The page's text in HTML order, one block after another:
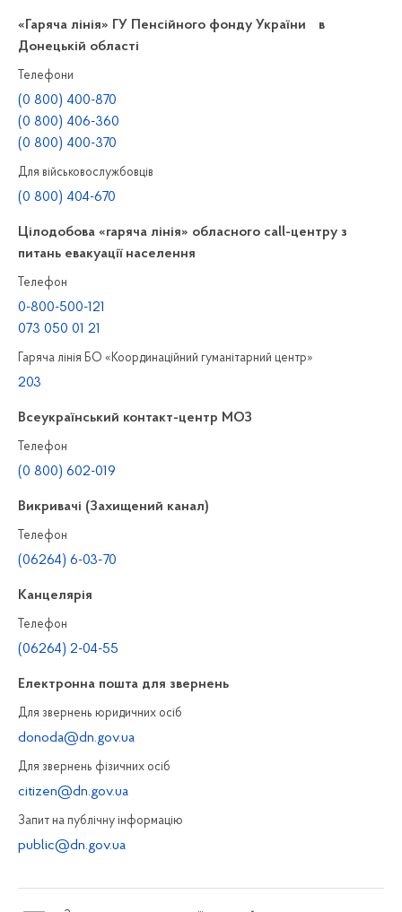
«Гаряча лінія» ГУ Пенсійного фонду України в
Донецькій області
Телефони
(0 800) 400-870
(0 800) 406-360
(0 800) 400-370
Для військовослужбовців
(0 800) 404-670
Цілодобова «гаряча лінія» обласного call-центру з
питань евакуації населення
Телефон
0-800-500-121
073 050 01 21
Гаряча лінія БО «Координаційний гуманітарний центр»
203
Всеукраїнський контакт-центр МОЗ
Телефон
(0 800) 602-019
Викривачі (Захищений канал)
Телефон
(06264) 6-03-70
Канцелярiя
Телефон
(06264) 2-04-55
Електронна пошта для звернень
Для звернень юридичних осiб
donoda@dn.gov.ua
Для звернень фізичних осiб
citizen@dn.gov.ua
Запит на публiчну інформацiю
public@dn.gov.ua